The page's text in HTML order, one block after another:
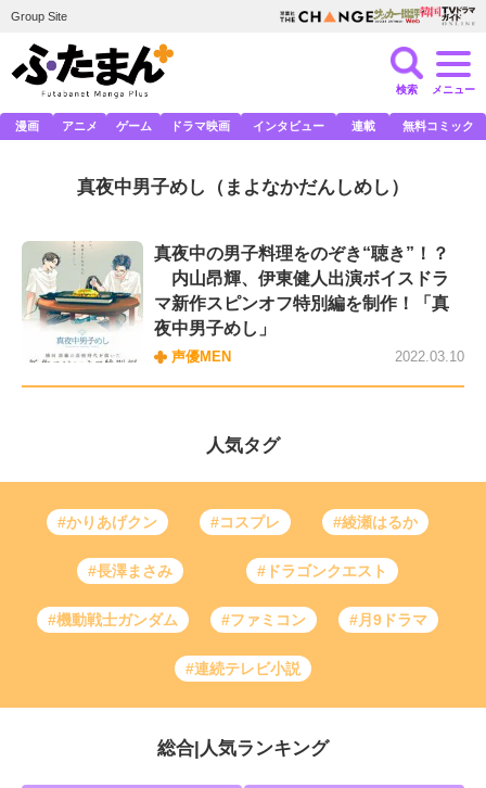
Group Site
検索 メニュー
漫画 アニメ ゲーム ドラマ映画 インタビュー 連載 無料コミック
真夜中男子めし （まよなかだんしめし）
真夜中の男子料理をのぞき“聴き”！？
内山昂輝、伊東健人出演ボイスドラ
マ新作スピンオフ特別編を制作！「真
夜中男子めし」
声優MEN 2022.03.10
人気タグ
#かりあげクン #コスプレ #綾瀬はるか
#長澤まさみ #ドラゴンクエスト
#機動戦士ガンダム #ファミコン #月9ドラマ
#連続テレビ小説
総合 人気ランキング